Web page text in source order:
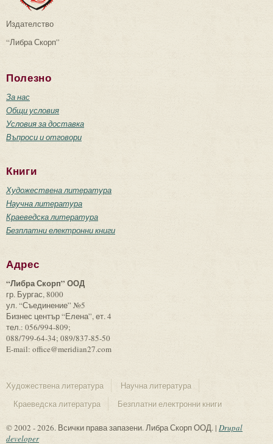
Издателство
“Либра Скорп”
Полезно
За нас
Общи условия
Условия за доставка
Въпроси и отговори
Книги
Художествена литература
Научна литература
Краеведска литература
Безплатни електронни книги
Адрес
“Либра Скорп” ООД
гр. Бургас, 8000
ул. “Съединение” №5
Бизнес център “Елена”, ет. 4
тел.: 056/994-809;
088/799-64-34; 089/837-85-50
E-mail: office@meridian27.com
Художествена литература
Научна литература
Краеведска литература
Безплатни електронни книги
© 2002 - 2026. Всички права запазени. Либра Скорп ООД. | Drupal
developer